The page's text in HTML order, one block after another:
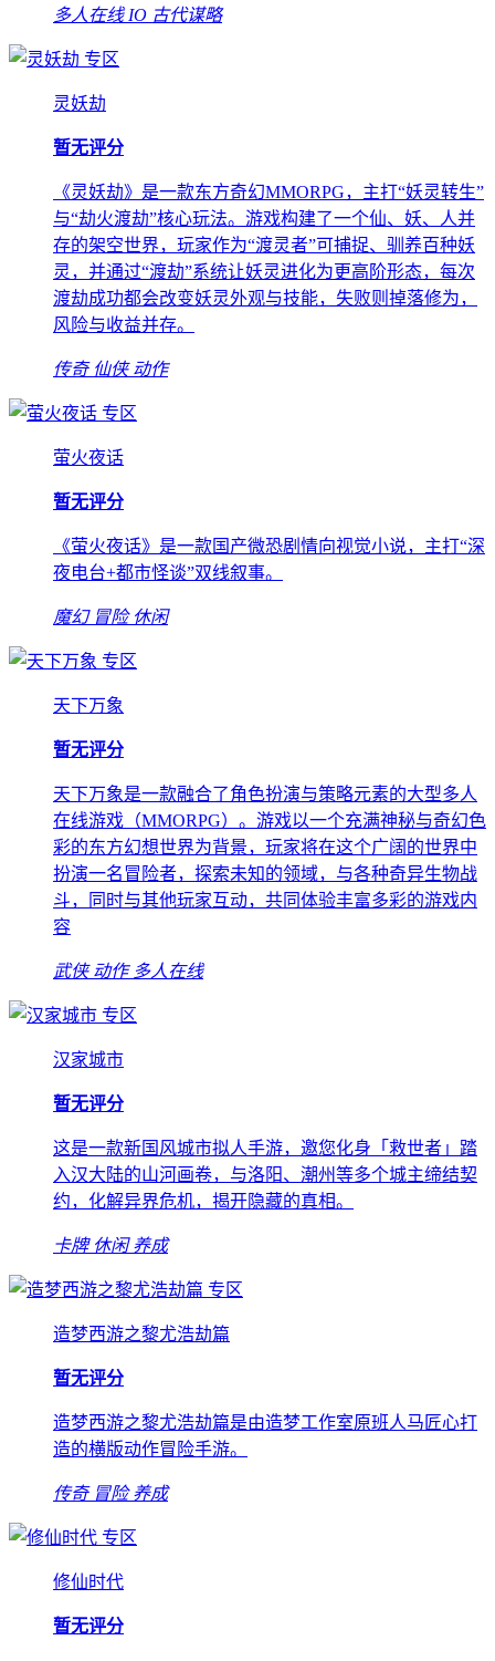
多人在线 IO 古代谋略
专区
灵妖劫
暂无评分
《灵妖劫》是一款东方奇幻MMORPG，主打“妖灵转生”
与“劫火渡劫”核心玩法。游戏构建了一个仙、妖、人并
存的架空世界，玩家作为“渡灵者”可捕捉、驯养百种妖
灵，并通过“渡劫”系统让妖灵进化为更高阶形态，每次
渡劫成功都会改变妖灵外观与技能，失败则掉落修为，
风险与收益并存。
传奇 仙侠 动作
专区
萤火夜话
暂无评分
《萤火夜话》是一款国产微恐剧情向视觉小说，主打“深
夜电台+都市怪谈”双线叙事。
魔幻 冒险 休闲
专区
天下万象
暂无评分
天下万象是一款融合了角色扮演与策略元素的大型多人
在线游戏（MMORPG）。游戏以一个充满神秘与奇幻色
彩的东方幻想世界为背景，玩家将在这个广阔的世界中
扮演一名冒险者，探索未知的领域，与各种奇异生物战
斗，同时与其他玩家互动，共同体验丰富多彩的游戏内
容
武侠 动作 多人在线
专区
汉家城市
暂无评分
这是一款新国风城市拟人手游，邀您化身「救世者」踏
入汉大陆的山河画卷，与洛阳、潮州等多个城主缔结契
约，化解异界危机，揭开隐藏的真相。
卡牌 休闲 养成
专区
造梦西游之黎尤浩劫篇
暂无评分
造梦西游之黎尤浩劫篇是由造梦工作室原班人马匠心打
造的横版动作冒险手游。
传奇 冒险 养成
专区
修仙时代
暂无评分